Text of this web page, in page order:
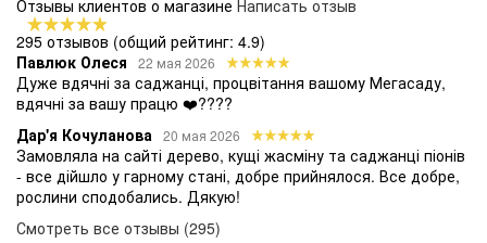
Отзывы клиентов о магазине Написать отзыв
295 отзывов (общий рейтинг: 4.9)
Павлюк Олеся
22 мая 2026
Дуже вдячні за саджанці, процвітання вашому Мегасаду,
вдячні за вашу працю ❤️????
Дар'я Кочуланова 20 мая 2026
Замовляла на сайті дерево, кущі жасміну та саджанці піонів
- все дійшло у гарному стані, добре прийнялося. Все добре,
рослини сподобались. Дякую!
Смотреть все отзывы (295)